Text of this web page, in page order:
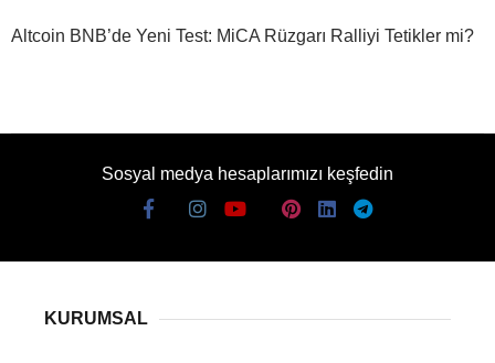
Altcoin BNB’de Yeni Test: MiCA Rüzgarı Ralliyi Tetikler mi?
Sosyal medya hesaplarımızı keşfedin
KURUMSAL